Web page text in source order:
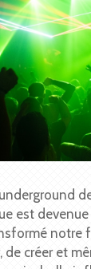
est
notre
de créer et